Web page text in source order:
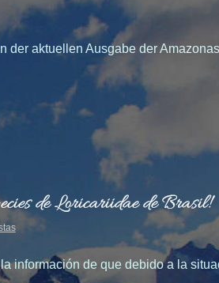
aktuellen Ausgabe der
de Loricariidae de Brasil!
información de que debido a la